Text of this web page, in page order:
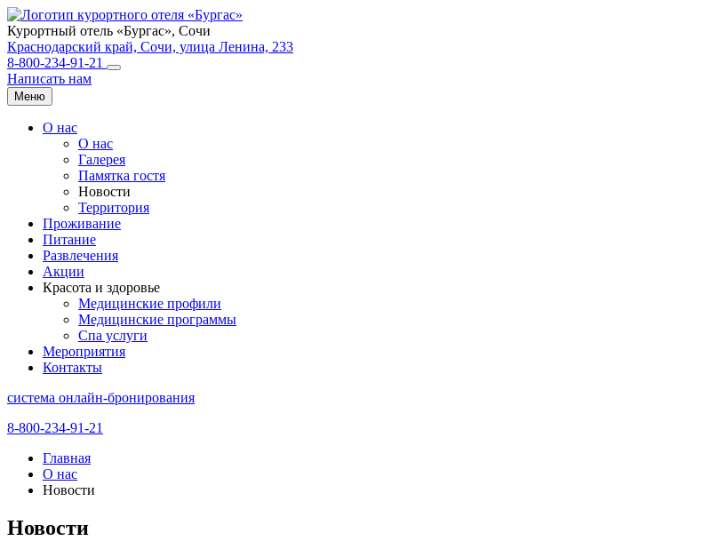
Курортный отель «Бургас», Сочи
Краснодарский край, Сочи, улица Ленина, 233
8-800-234-91-21
Написать нам
Меню
О нас
О нас
Галерея
Памятка гостя
Новости
Территория
Проживание
Питание
Развлечения
Акции
Красота и здоровье
Медицинские профили
Медицинские программы
Спа услуги
Мероприятия
Контакты
система онлайн-бронирования
8-800-234-91-21
Главная
О нас
Новости
Новости